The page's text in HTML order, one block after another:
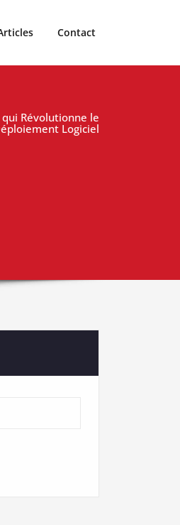
Contact
qui Révolutionne le
Logiciel